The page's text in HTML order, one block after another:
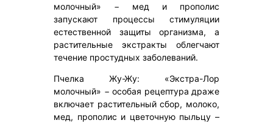
молочный» − мед и прополис
запускают процессы стимуляции
естественной защиты организма, а
растительные экстракты облегчают
течение простудных заболеваний.
Пчелка Жу-Жу: «Экстра-Лор
молочный» − особая рецептура драже
включает растительный сбор, молоко,
мед, прополис и цветочную пыльцу –